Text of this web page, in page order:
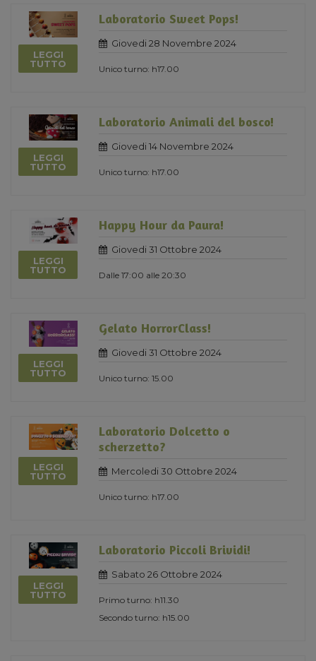
LEGGI
TUTTO
Laboratorio Sweet Pops!
Giovedi 28 Novembre 2024
Unico turno: h17.00
LEGGI
TUTTO
Laboratorio Animali del bosco!
Giovedi 14 Novembre 2024
Unico turno: h17.00
LEGGI
TUTTO
Happy Hour da Paura!
Giovedi 31 Ottobre 2024
Dalle 17:00 alle 20:30
LEGGI
TUTTO
Gelato HorrorClass!
Giovedi 31 Ottobre 2024
Unico turno: 15.00
LEGGI
TUTTO
Laboratorio Dolcetto o
scherzetto?
Mercoledi 30 Ottobre 2024
Unico turno: h17.00
LEGGI
TUTTO
Laboratorio Piccoli Brividi!
Sabato 26 Ottobre 2024
Primo turno: h11.30
Secondo turno: h15.00